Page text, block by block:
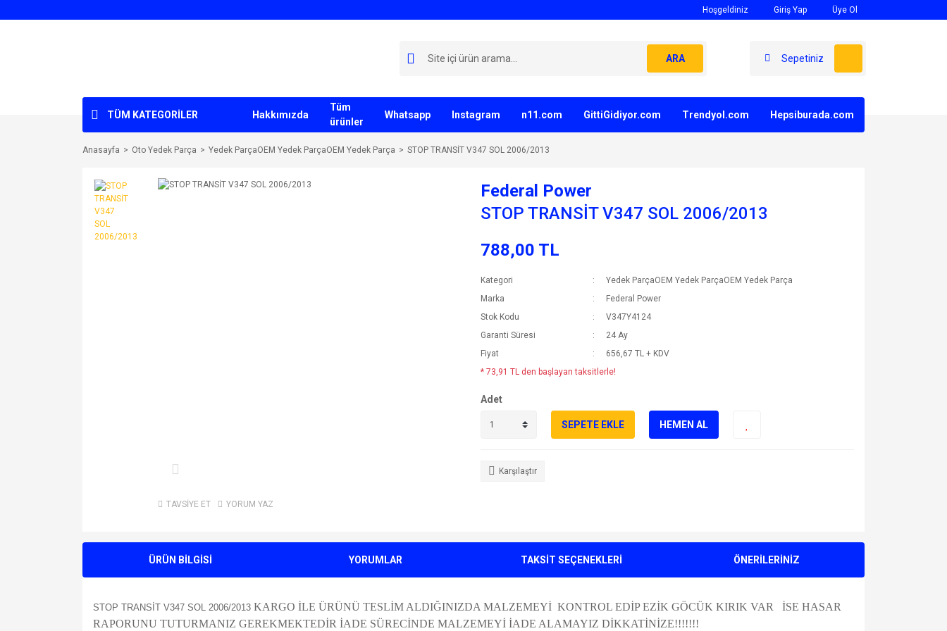
Hoşgeldiniz Giriş Yap Üye Ol
ARA Sepetiniz
TÜM KATEGORİLER Hakkımızda
Tüm
ürünler
Whatsapp Instagram n11.com GittiGidiyor.com Trendyol.com Hepsiburada.com
Anasayfa Oto Yedek Parça Yedek ParçaOEM Yedek ParçaOEM Yedek Parça STOP TRANSİT V347 SOL 2006/2013
TAVSİYE ET YORUM YAZ
Federal Power
STOP TRANSİT V347 SOL 2006/2013
788,00 TL
Kategori
Yedek ParçaOEM Yedek ParçaOEM Yedek Parça
Marka
Federal Power
Stok Kodu
V347Y4124
Garanti Süresi
24 Ay
Fiyat
656,67 TL + KDV
* 73,91 TL den başlayan taksitlerle!
Adet
SEPETE EKLE HEMEN AL
Karşılaştır
ÜRÜN BİLGİSİ YORUMLAR TAKSİT SEÇENEKLERİ ÖNERİLERİNİZ
STOP TRANSİT V347 SOL 2006/2013 KARGO İLE ÜRÜNÜ TESLİM ALDIĞINIZDA MALZEMEYİ KONTROL EDİP EZİK GÖCÜK KIRIK VAR İSE HASAR
RAPORUNU TUTURMANIZ GEREKMEKTEDİR İADE SÜRECİNDE MALZEMEYİ İADE ALAMAYIZ DİKKATİNİZE!!!!!!!